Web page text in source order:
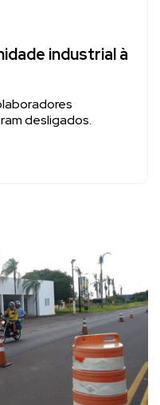
industrial à
desligados.